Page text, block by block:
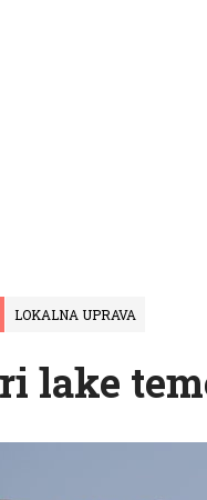
LOKALNA UPRAVA
lake